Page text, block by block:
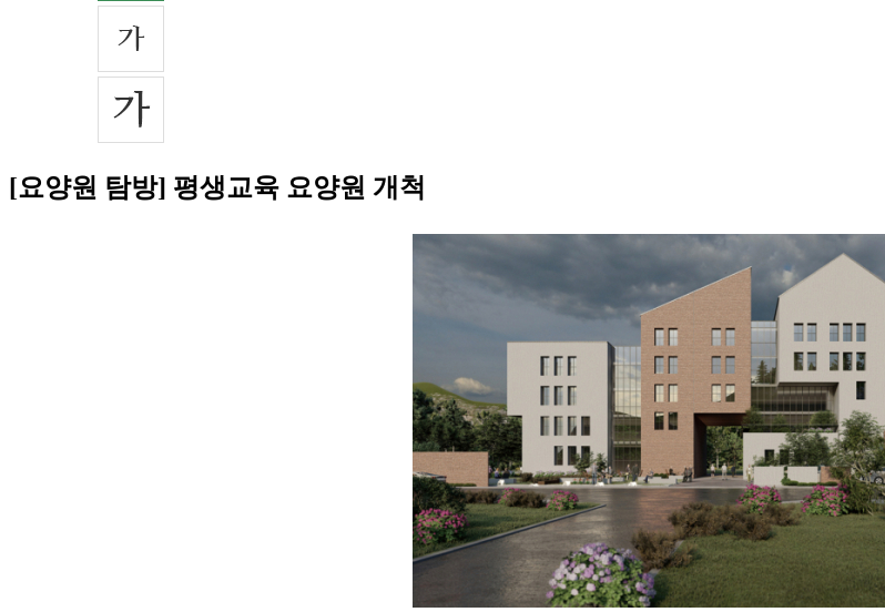
[요양원 탐방] 평생교육 요양원 개척